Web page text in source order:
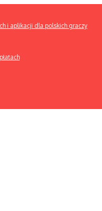
i aplikacji dla polskich graczy